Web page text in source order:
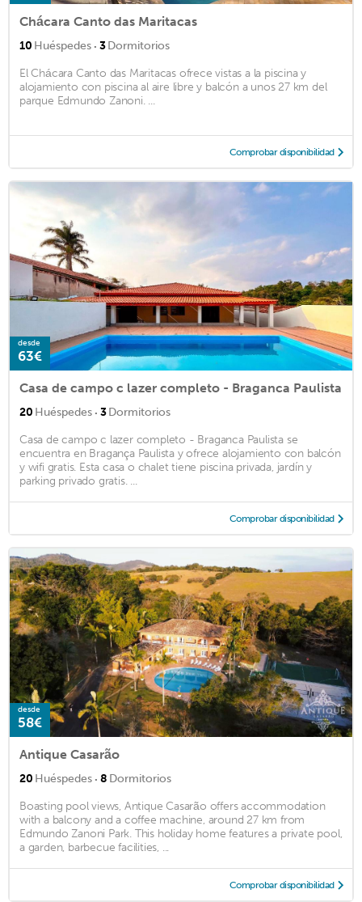
Chácara Canto das Maritacas
10 Huéspedes · 3Dormitorios
El Chácara Canto das Maritacas ofrece vistas a la piscina y
alojamiento con piscina al aire libre y balcón a unos 27 km del
parque Edmundo Zanoni. ...
Comprobar disponibilidad
desde
63€
Casa de campo c lazer completo - Braganca Paulista
20 Huéspedes · 3Dormitorios
Casa de campo c lazer completo - Braganca Paulista se
encuentra en Bragança Paulista y ofrece alojamiento con balcón
y wifi gratis. Esta casa o chalet tiene piscina privada, jardín y
parking privado gratis. ...
Comprobar disponibilidad
desde
58€
Antique Casarão
20 Huéspedes · 8 Dormitorios
Boasting pool views, Antique Casarão offers accommodation
with a balcony and a coffee machine, around 27 km from
Edmundo Zanoni Park. This holiday home features a private pool,
a garden, barbecue facilities, ...
Comprobar disponibilidad